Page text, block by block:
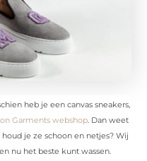
heb je een canvas sneakers,
Garments webshop. Dan weet
je ze schoon en netjes? Wij
nu het beste kunt wassen.